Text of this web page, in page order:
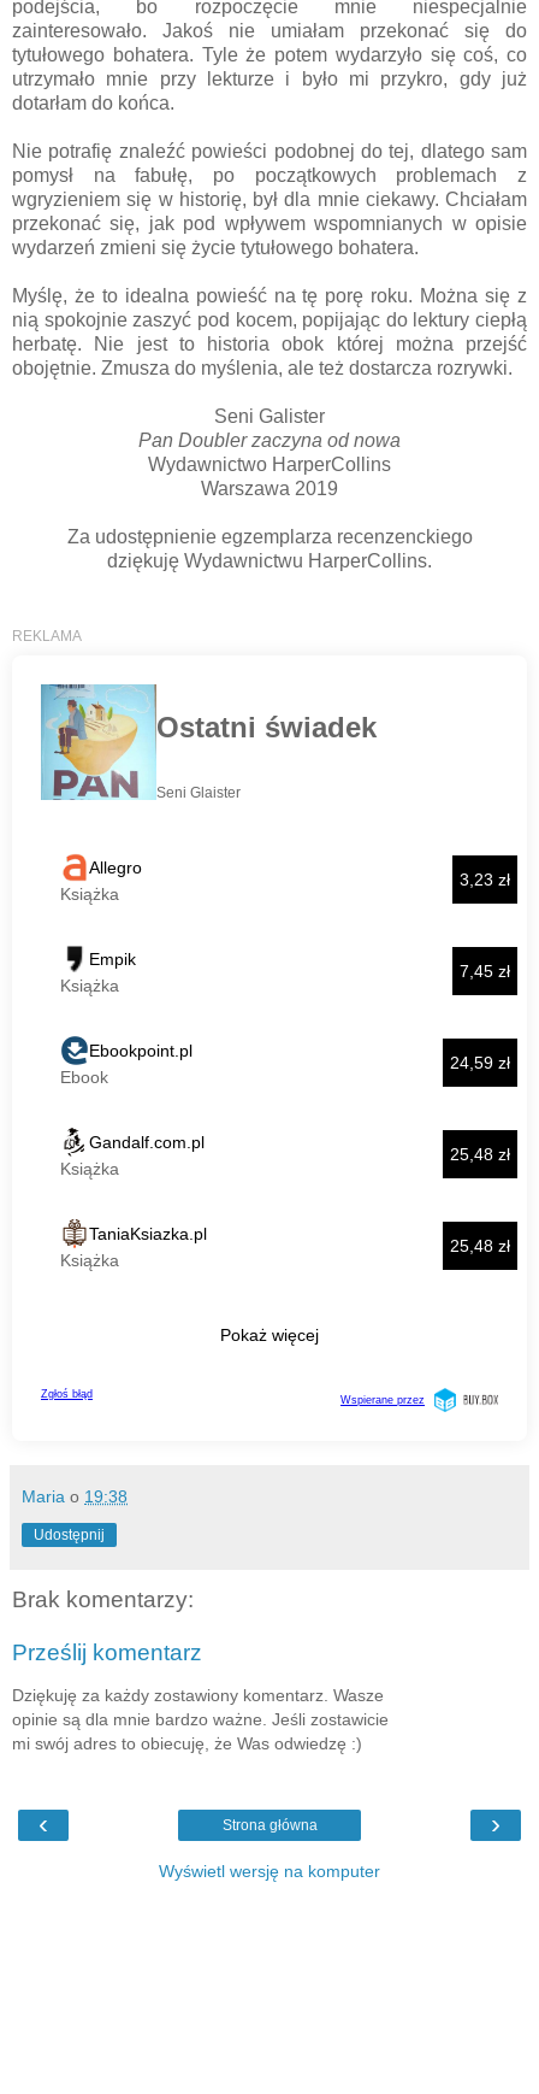
podejścia, bo rozpoczęcie mnie niespecjalnie
zainteresowało. Jakoś nie umiałam przekonać się do
tytułowego bohatera. Tyle że potem wydarzyło się coś, co
utrzymało mnie przy lekturze i było mi przykro, gdy już
dotarłam do końca.
Nie potrafię znaleźć powieści podobnej do tej, dlatego sam
pomysł na fabułę, po początkowych problemach z
wgryzieniem się w historię, był dla mnie ciekawy. Chciałam
przekonać się, jak pod wpływem wspomnianych w opisie
wydarzeń zmieni się życie tytułowego bohatera.
Myślę, że to idealna powieść na tę porę roku. Można się z
nią spokojnie zaszyć pod kocem, popijając do lektury ciepłą
herbatę. Nie jest to historia obok której można przejść
obojętnie. Zmusza do myślenia, ale też dostarcza rozrywki.
Seni Galister
Pan Doubler zaczyna od nowa
Wydawnictwo HarperCollins
Warszawa 2019
Za udostępnienie egzemplarza recenzenckiego
dziękuję Wydawnictwu HarperCollins.
Maria o 19:38
Udostępnij
Brak komentarzy:
Prześlij komentarz
Dziękuję za każdy zostawiony komentarz. Wasze
opinie są dla mnie bardzo ważne. Jeśli zostawicie
mi swój adres to obiecuję, że Was odwiedzę :)
‹ ›
Strona główna
Wyświetl wersję na komputer